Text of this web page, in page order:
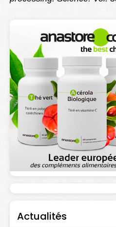
Actualités